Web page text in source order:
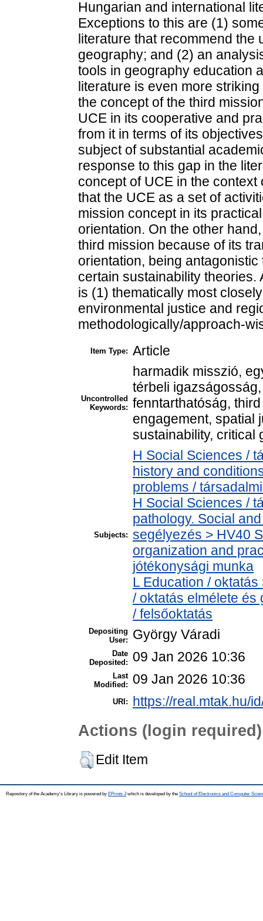
Hungarian and international
Exceptions to this are (1)
literature that recommend the
geography; and (2) an
tools in geography education
literature is even more
the concept of the third
UCE in its cooperative and
from it in terms of its
subject of substantial
response to this gap in the
concept of UCE in the
that the UCE as a set of
mission concept in its
orientation. On the other
third mission because of its
orientation, being
certain sustainability
is (1) thematically most
environmental justice and
methodologically/approach-
Item Type: Article
Uncontrolled
Keywords:
harmadik misszió,
térbeli
fenntarthatóság,
engagement, spatial
sustainability, critical
Subjects:
H Social Sciences /
history and
problems /
H Social Sciences /
pathology. Social
segélyezés > HV40
organization and
jótékonysági munka
L Education /
/ oktatás elmélete és
/ felsőoktatás
Depositing
User:
György Váradi
Date
Deposited:
09 Jan 2026 10:36
Last
Modified:
09 Jan 2026 10:36
URI: https://real.mtak.hu/
Actions (login required)
Edit Item
Repository of the Academy's Library is powered by EPrints 3which is developed by the School of Electronics and Computer